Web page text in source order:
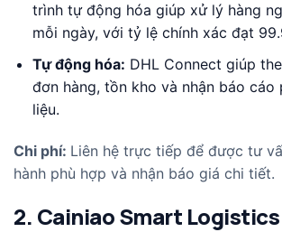
trình tự động hóa giúp xử lý hàng
mỗi ngày, với tỷ lệ chính xác đạt
Tự động hóa: DHL Connect giúp
đơn hàng, tồn kho và nhận báo cáo
liệu.
Chi phí: Liên hệ trực tiếp để được tư
hành phù hợp và nhận báo giá chi tiết.
2. Cainiao Smart